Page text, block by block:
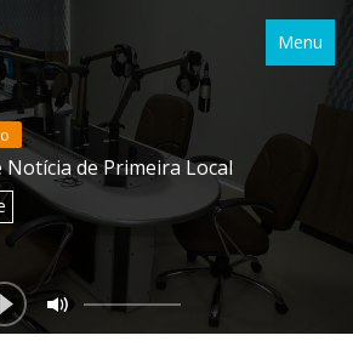
Menu
Notícia de Primeira Local